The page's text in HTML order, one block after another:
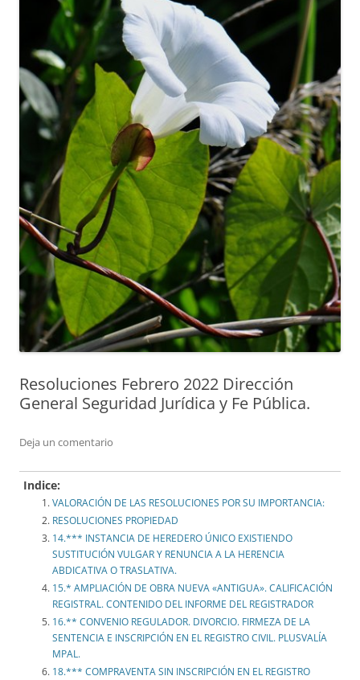
Resoluciones Febrero 2022 Dirección
General Seguridad Jurídica y Fe Pública.
Deja un comentario
Indice:
VALORACIÓN DE LAS RESOLUCIONES POR SU IMPORTANCIA:
RESOLUCIONES PROPIEDAD
14.*** INSTANCIA DE HEREDERO ÚNICO EXISTIENDO
SUSTITUCIÓN VULGAR Y RENUNCIA A LA HERENCIA
ABDICATIVA O TRASLATIVA.
15.* AMPLIACIÓN DE OBRA NUEVA «ANTIGUA». CALIFICACIÓN
REGISTRAL. CONTENIDO DEL INFORME DEL REGISTRADOR
16.** CONVENIO REGULADOR. DIVORCIO. FIRMEZA DE LA
SENTENCIA E INSCRIPCIÓN EN EL REGISTRO CIVIL. PLUSVALÍA
MPAL.
18.*** COMPRAVENTA SIN INSCRIPCIÓN EN EL REGISTRO